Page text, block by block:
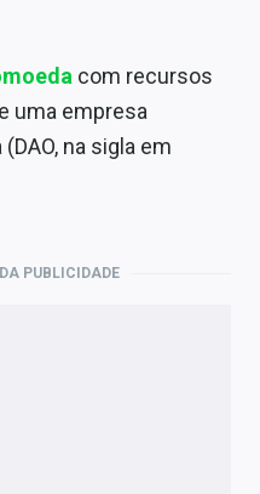
com recursos
e uma empresa
na sigla em
PUBLICIDADE